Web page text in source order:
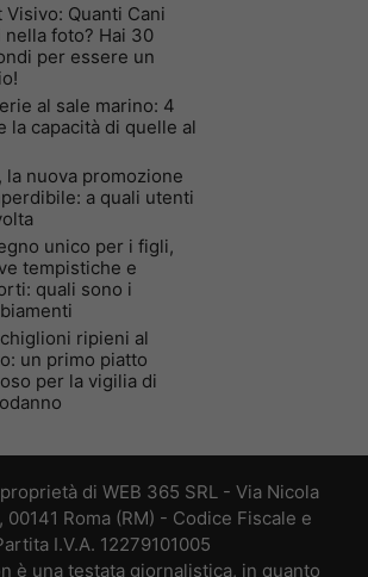
Visivo: Quanti Cani
nella foto? Hai 30
per essere un
al sale marino: 4
la capacità di quelle al
la nuova promozione
a quali utenti
unico per i figli,
tempistiche e
quali sono i
ripieni al
un primo piatto
per la vigilia di
di WEB 365 SRL - Via Nicola
00141 Roma (RM) - Codice Fiscale e
I.V.A. 12279101005
è una testata giornalistica, in quanto